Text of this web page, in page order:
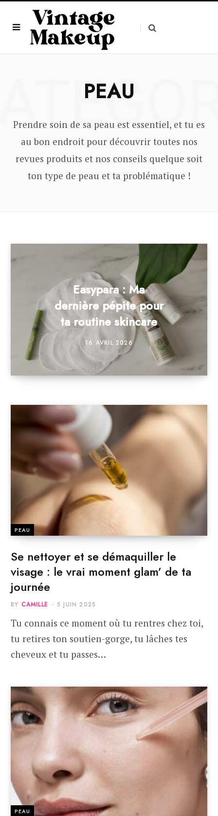
PEAU
Prendre soin de sa peau est essentiel, et tu es
au bon endroit pour découvrir toutes nos
revues produits et nos conseils quelque soit
ton type de peau et ta problématique !
Easypara : Ma
dernière pépite pour
ta routine skincare
16 AVRIL 2026
PEAU
Se nettoyer et se démaquiller le
visage : le vrai moment glam’ de ta
journée
BY CAMILLE 5 JUIN 2025
Tu connais ce moment où tu rentres chez toi,
tu retires ton soutien-gorge, tu lâches tes
cheveux et tu passes…
PEAU